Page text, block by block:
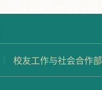
校友工作与社会合作部